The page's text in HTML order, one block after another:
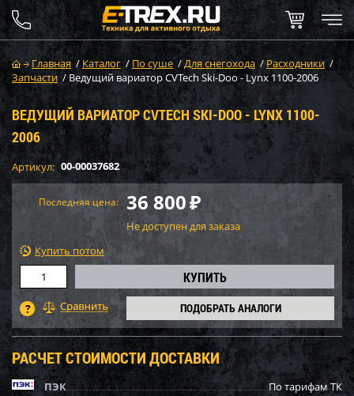
Главная / Каталог / По суше /Для снегохода /Расходники /
Запчасти / Ведущий вариатор CVTech Ski-Doo - Lynx 1100-2006
ВЕДУЩИЙ ВАРИАТОР CVTECH SKI-DOO - LYNX 1100-
2006
Артикул: 00-00037682
Последняя цена: 36 800₽
Не доступен для заказа
Купить потом
ПОДОБРАТЬ АНАЛОГИ
РАСЧЕТ СТОИМОСТИ ДОСТАВКИ
ПЭК
По тарифам ТК